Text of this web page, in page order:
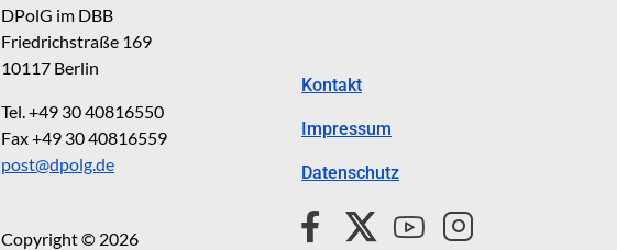
DPolG im DBB
Friedrichstraße 169
10117 Berlin
Tel. +49 30 40816550
Fax +49 30 40816559
post@dpolg.de
Kontakt
Impressum
Datenschutz
Copyright © 2026